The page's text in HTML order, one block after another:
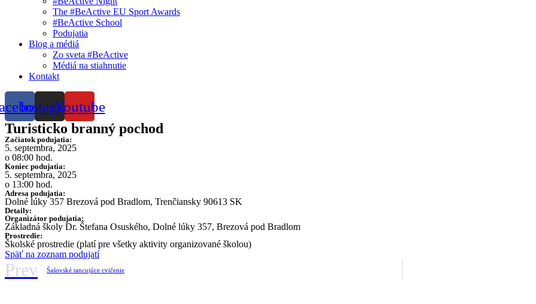
The #BeActive EU Sport Awards
#BeActive School
Podujatia
Blog a médiá
Zo sveta #BeActive
Médiá na stiahnutie
Kontakt
InstagramYoutube
Turisticko branný pochod
Začiatok podujatia:
5. septembra, 2025
o 08:00 hod.
Koniec podujatia:
5. septembra, 2025
o 13:00 hod.
Adresa podujatia:
Dolné lúky 357 Brezová pod Bradlom, Trenčiansky 90613 SK
Detaily:
Organizátor podujatia:
Základná školy Dr. Štefana Osuského, Dolné lúky 357, Brezová pod Bradlom
Prostredie:
Školské prostredie (platí pre všetky aktivity organizované školou)
Späť na zoznam podujatí
Prev Šašovské tancujúce cvičenie